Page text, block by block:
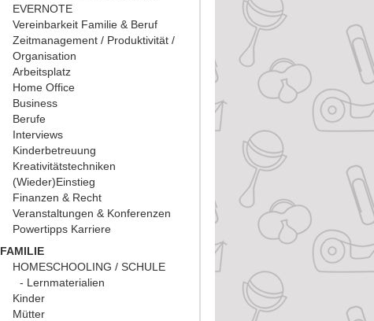
EVERNOTE
Vereinbarkeit Familie & Beruf
Zeitmanagement / Produktivität /
Organisation
Arbeitsplatz
Home Office
Business
Berufe
Interviews
Kinderbetreuung
Kreativitätstechniken
(Wieder)Einstieg
Finanzen & Recht
Veranstaltungen & Konferenzen
Powertipps Karriere
FAMILIE
HOMESCHOOLING / SCHULE
Lernmaterialien
Kinder
Mütter